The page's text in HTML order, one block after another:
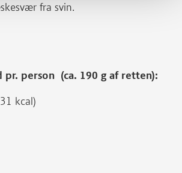
fra svin.
person (ca. 190 g af retten):
kcal)